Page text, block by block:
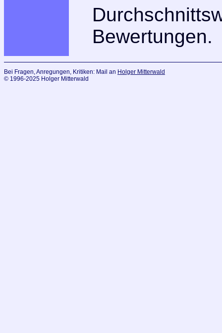
Bewertungen.
Bei Fragen, Anregungen, Kritiken: Mail an Holger Mitterwald
© 1996-2025 Holger Mitterwald